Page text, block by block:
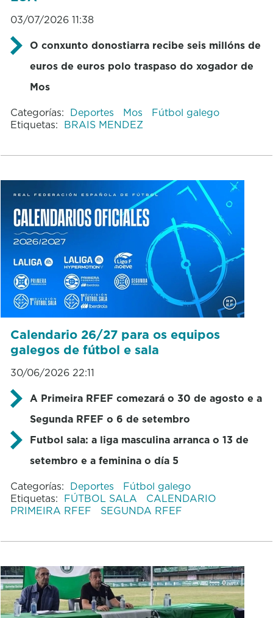
03/07/2026 11:38
O conxunto donostiarra recibe seis millóns de
euros de euros polo traspaso do xogador de
Mos
Categorías: Deportes Mos
Fútbol galego
Etiquetas: BRAIS MENDEZ
Calendario 26/27 para os equipos
galegos de fútbol e sala
30/06/2026 22:11
A Primeira RFEF comezará o 30 de agosto e a
Segunda RFEF o 6 de setembro
Futbol sala: a liga masculina arranca o 13 de
setembro e a feminina o día 5
Categorías: Deportes
Fútbol galego
Etiquetas: FÚTBOL SALA
CALENDARIO
PRIMEIRA RFEF
SEGUNDA RFEF